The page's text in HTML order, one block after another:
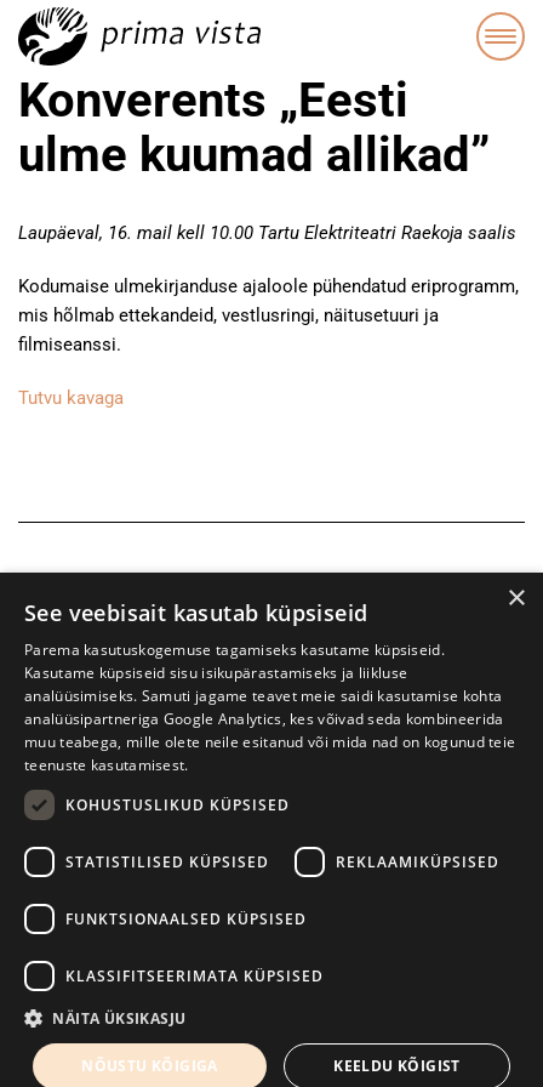
Konverents „Eesti
ulme kuumad allikad”
Laupäeval, 16. mail kell 10.00 Tartu Elektriteatri Raekoja saalis
Kodumaise ulmekirjanduse ajaloole pühendatud eriprogramm,
mis hõlmab ettekandeid, vestlusringi, näitusetuuri ja
filmiseanssi.
Tutvu kavaga
Prima Vista kirjandusfestival
+372 56906836
Kodulehe tegemine - AMA
×
See veebisait kasutab küpsiseid
Parema kasutuskogemuse tagamiseks kasutame küpsiseid.
Kasutame küpsiseid sisu isikupärastamiseks ja liikluse
analüüsimiseks. Samuti jagame teavet meie saidi kasutamise kohta
analüüsipartneriga Google Analytics, kes võivad seda kombineerida
muu teabega, mille olete neile esitanud või mida nad on kogunud teie
teenuste kasutamisest.
KOHUSTUSLIKUD KÜPSISED
STATISTILISED KÜPSISED REKLAAMIKÜPSISED
FUNKTSIONAALSED KÜPSISED
KLASSIFITSEERIMATA KÜPSISED
NÄITA ÜKSIKASJU
NÕUSTU KÕIGIGA KEELDU KÕIGIST